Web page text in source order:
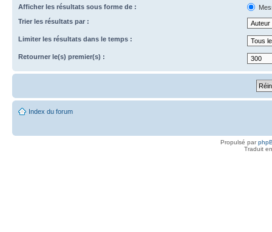
Afficher les résultats sous forme de :
Trier les résultats par :
Limiter les résultats dans le temps :
Retourner le(s) premier(s) :
Index du forum
Propulsé par
Traduit